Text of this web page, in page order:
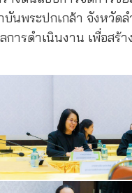
นพระปกเกล้า จังหวั
ารดำเนินงาน เพื่อส